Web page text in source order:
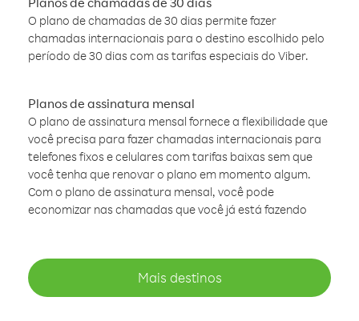
O plano de chamadas de 30 dias permite fazer
chamadas internacionais para o destino escolhido pelo
período de 30 dias com as tarifas especiais do Viber.
Planos de assinatura mensal
O plano de assinatura mensal fornece a flexibilidade que
você precisa para fazer chamadas internacionais para
telefones fixos e celulares com tarifas baixas sem que
você tenha que renovar o plano em momento algum.
Com o plano de assinatura mensal, você pode
economizar nas chamadas que você já está fazendo
Mais destinos